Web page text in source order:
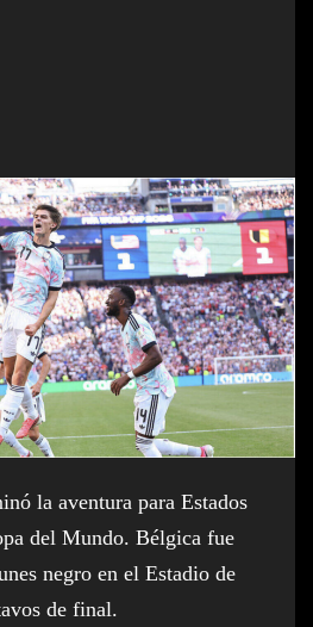
la aventura para Estados
del Mundo. Bélgica fue
negro en el Estadio de
de final.